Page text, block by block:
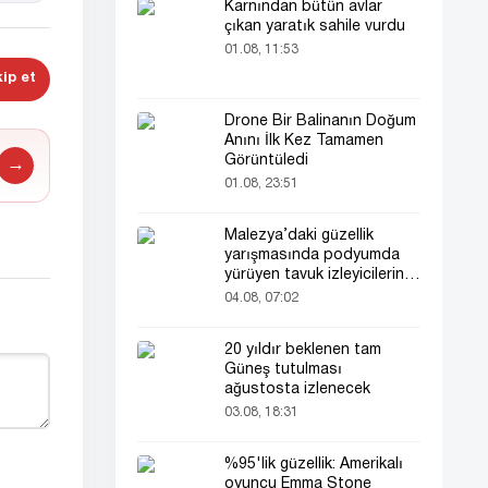
et
→
Karnından bütün avlar
çıkan yaratık sahile vurdu
01.08, 11:53
Drone Bir Balinanın Doğum
Anını İlk Kez Tamamen
Görüntüledi
01.08, 23:51
Malezya’daki güzellik
yarışmasında podyumda
yürüyen tavuk izleyicilerin
ilgisini çekti
04.08, 07:02
20 yıldır beklenen tam
Güneş tutulması
ağustosta izlenecek
03.08, 18:31
%95'lik güzellik: Amerikalı
oyuncu Emma Stone